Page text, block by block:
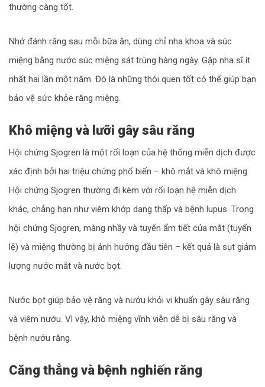
thường càng tốt.
Nhớ đánh răng sau mỗi bữa ăn, dùng chỉ nha khoa và súc
miệng bằng nước súc miệng sát trùng hàng ngày. Gặp nha sĩ ít
nhất hai lần một năm. Đó là những thói quen tốt có thể giúp bạn
bảo vệ sức khỏe răng miệng.
Khô miệng và lưỡi gây sâu răng
Hội chứng Sjogren là một rối loạn của hệ thống miễn dịch được
xác định bởi hai triệu chứng phổ biến – khô mắt và khô miệng.
Hội chứng Sjogren thường đi kèm với rối loạn hệ miễn dịch
khác, chẳng hạn như viêm khớp dạng thấp và bệnh lupus. Trong
hội chứng Sjogren, màng nhầy và tuyến ẩm tiết của mắt (tuyến
lệ) và miệng thường bị ảnh hưởng đầu tiên – kết quả là sụt giảm
lượng nước mắt và nước bọt.
Nước bọt giúp bảo vệ răng và nướu khỏi vi khuẩn gây sâu răng
và viêm nướu. Vì vậy, khô miệng vĩnh viễn dễ bị sâu răng và
bệnh nướu răng.
Căng thẳng và bệnh nghiến răng